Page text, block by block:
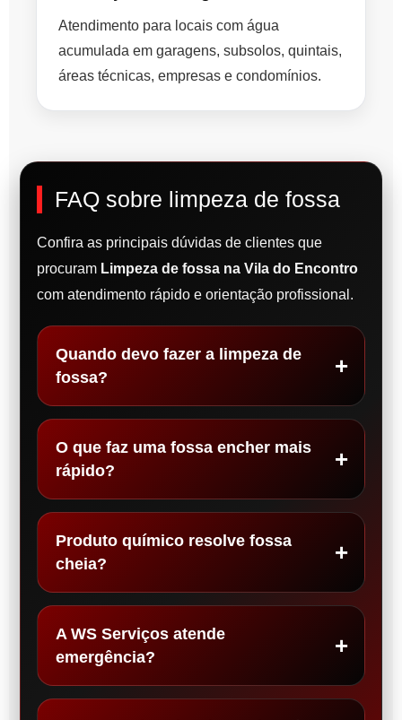
Atendimento para locais com água
acumulada em garagens, subsolos, quintais,
áreas técnicas, empresas e condomínios.
FAQ sobre limpeza de fossa
Confira as principais dúvidas de clientes que
procuram Limpeza de fossa na Vila do Encontro
com atendimento rápido e orientação profissional.
Quando devo fazer a limpeza de
fossa?
O que faz uma fossa encher mais
rápido?
Produto químico resolve fossa
cheia?
A WS Serviços atende
emergência?